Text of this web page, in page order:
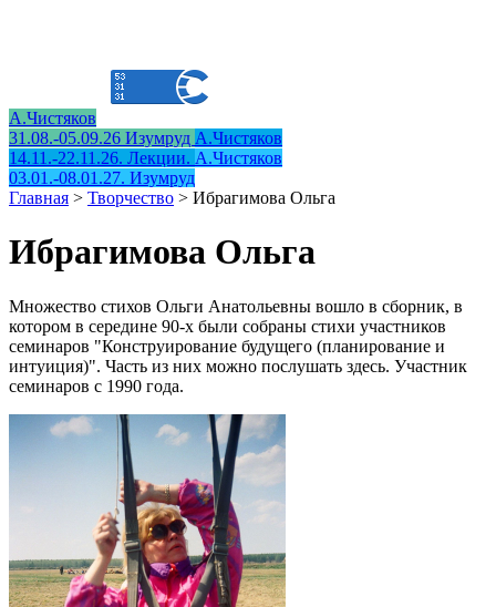
А.Чистяков
31.08.-05.09.26 Изумруд А.Чистяков
14.11.-22.11.26. Лекции. А.Чистяков
03.01.-08.01.27. Изумруд
Главная > Творчество > Ибрагимова Ольга
Ибрагимова Ольга
Множество стихов Ольги Анатольевны вошло в сборник, в
котором в середине 90-х были собраны стихи участников
семинаров "Конструирование будущего (планирование и
интуиция)". Часть из них можно послушать здесь. Участник
семинаров с 1990 года.